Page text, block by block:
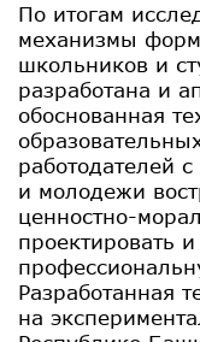
По итогам
механизмы
школьников и
разработана и
обоснованная
работодателей
и молодежи
ценностно-
проектировать
Разработанная
на